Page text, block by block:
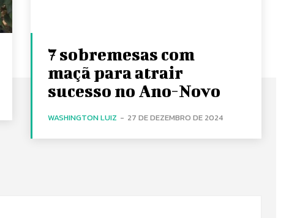
7 sobremesas com
maçã para atrair
sucesso no Ano-Novo
WASHINGTON LUIZ - 27 DE DEZEMBRO DE 2024